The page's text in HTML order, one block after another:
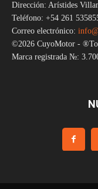
Dirección: Arístides
Teléfono: +54 261
Correo electrónico:
©2026 CuyoMotor -
Marca registrada №: